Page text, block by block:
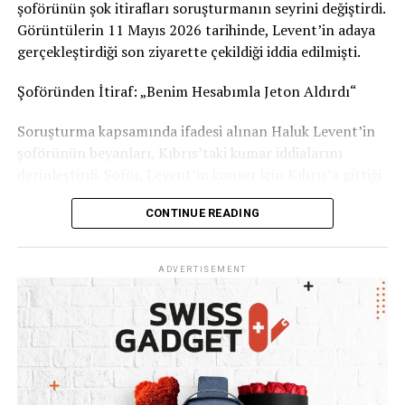
Görüşlerinizi yorumlarda paylaşabilirsiniz.
Kaynak: İsviçre Devlet Televizyonu RSI
şoförünün şok itirafları soruşturmanın seyrini değiştirdi.
Görüntülerin 11 Mayıs 2026 tarihinde, Levent’in adaya
gerçekleştirdiği son ziyarette çekildiği iddia edilmişti.
Şoföründen İtiraf: „Benim Hesabımla Jeton Aldırdı“
Soruşturma kapsamında ifadesi alınan Haluk Levent’in
şoförünün beyanları, Kıbrıs’taki kumar iddialarını
dönemlerde kumar oynadığını ve kendi banka hesabını
kullanarak ünlü sanatçıya 1 ila 2 milyon TL civarında
şüphelenmesine rağmen işini kaybetme korkusuyla ses
çıkaramadığını belirten şoför, tüm WhatsApp
yazışmalarını delil olarak sakladığını ifade etti.
Haluk Levent: „Kötü Bir Zaafım Var, Ama Ahbap
Parasına Dokunmadım“
CONTINUE READING
ADVERTISEMENT